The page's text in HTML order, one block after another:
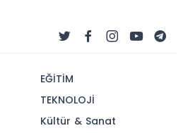
EĞİTİM
TEKNOLOJİ
Kültür & Sanat